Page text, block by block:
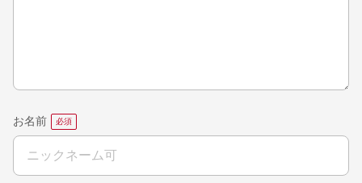
お名前